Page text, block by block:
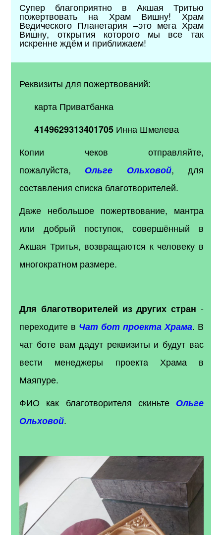
Супер благоприятно в Акшая Тритью
пожертвовать на Храм Вишну! Храм
Ведического Планетария –это мега Храм
Вишну, открытия которого мы все так
искренне ждём и приближаем!
Реквизиты для пожертвований:
карта Приватбанка
4149629313401705 Инна Шмелева
Копии чеков отправляйте,
пожалуйста, Ольге Ольховой, для
составления списка благотворителей.
Даже небольшое пожертвование, мантра
или добрый поступок, совершённый в
Акшая Тритья, возвращаются к человеку в
многократном размере.
Для благотворителей из других стран -
переходите в Чат бот проекта Храма. В
чат боте вам дадут реквизиты и будут вас
вести менеджеры проекта Храма в
Маяпуре.
ФИО как благотворителя скиньте Ольге
Ольховой.